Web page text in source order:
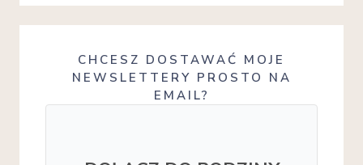
CHCESZ DOSTAWAĆ MOJE
NEWSLETTERY PROSTO NA
EMAIL?